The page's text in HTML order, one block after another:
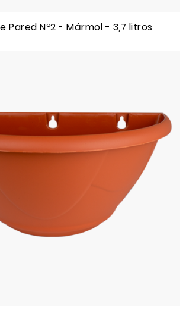
Pared Nº2 - Mármol - 3,7 litros